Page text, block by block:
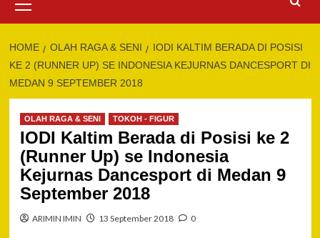
Menu
HOME OLAH RAGA & SENI
IODI KALTIM BERADA DI POSISI
KE 2 (RUNNER UP) SE INDONESIA KEJURNAS DANCESPORT DI
MEDAN 9 SEPTEMBER 2018
OLAH RAGA & SENI TOKOH - FIGUR
IODI Kaltim Berada di Posisi ke 2
(Runner Up) se Indonesia
Kejurnas Dancesport di Medan 9
September 2018
ARIMIN IMIN 13 September 2018 0